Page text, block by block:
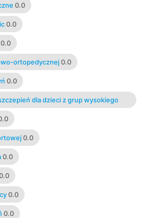
0.0
0.0
0.0
ortopedycznej 0.0
0.0
dla dzieci z grup wysokiego
0.0
0.0
0.0
0.0